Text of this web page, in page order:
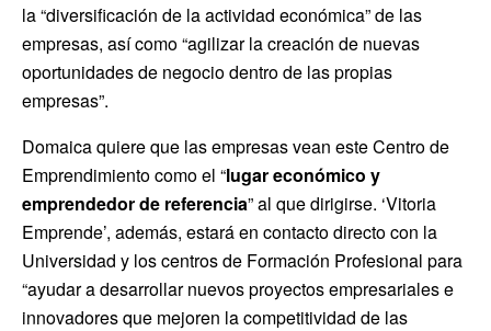
la “diversificación de la actividad económica” de las
empresas, así como “agilizar la creación de nuevas
oportunidades de negocio dentro de las propias
empresas”.
Domaica quiere que las empresas vean este Centro de
Emprendimiento como el “lugar económico y
emprendedor de referencia” al que dirigirse. ‘Vitoria
Emprende’, además, estará en contacto directo con la
Universidad y los centros de Formación Profesional para
“ayudar a desarrollar nuevos proyectos empresariales e
innovadores que mejoren la competitividad de las